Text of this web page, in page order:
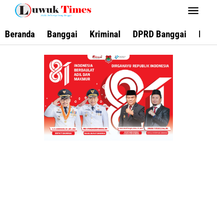
Lewati
konten
Beranda Banggai Kriminal DPRD Banggai